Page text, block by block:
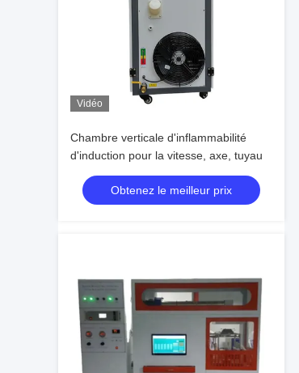
Vidéo
Chambre verticale d'inflammabilité
d'induction pour la vitesse, axe, tuyau
Obtenez le meilleur prix